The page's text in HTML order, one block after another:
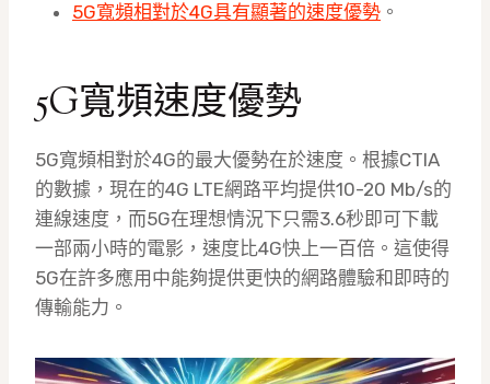
5G寬頻相對於4G具有顯著的速度優勢 。
5G寬頻速度優勢
5G寬頻相對於4G的最大優勢在於速度。根據CTIA
的數據，現在的4G LTE網路平均提供10-20 Mb/s的
連線速度，而5G在理想情況下只需3.6秒即可下載
一部兩小時的電影，速度比4G快上一百倍。這使得
5G在許多應用中能夠提供更快的網路體驗和即時的
傳輸能力。